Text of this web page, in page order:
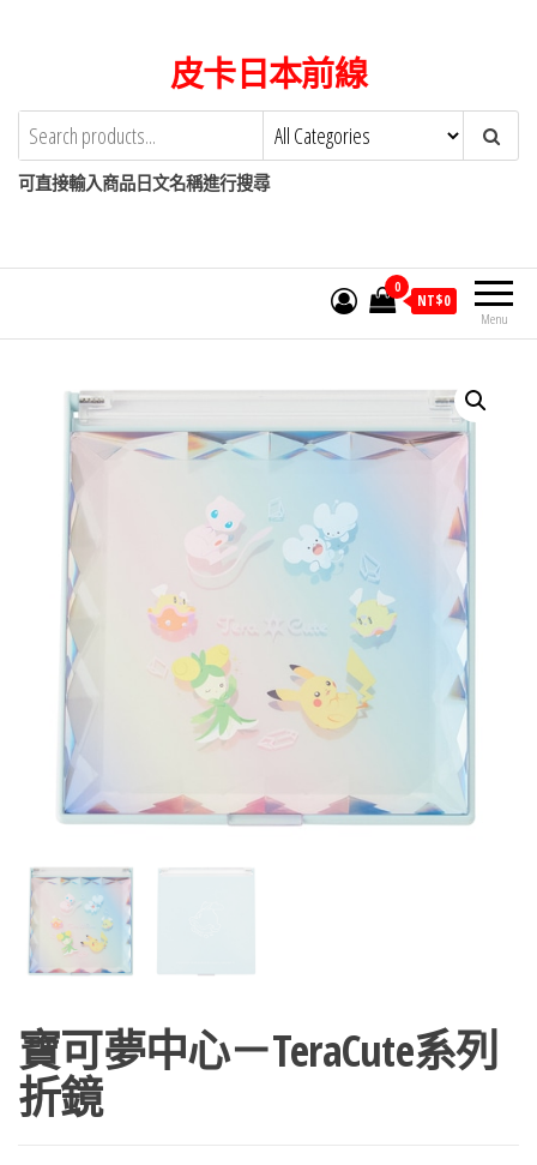
content
皮卡日本前線
可直接輸入商品日文名稱進行搜尋
Menu
0
NT$0
寶可夢中心－TeraCute系列
折鏡